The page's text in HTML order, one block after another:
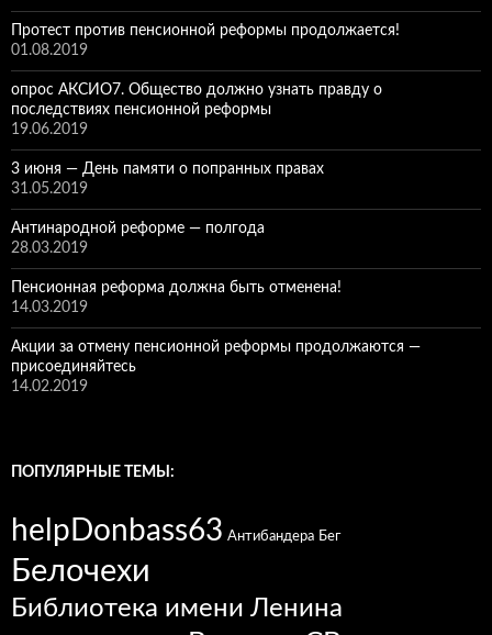
Протест против пенсионной реформы продолжается!
01.08.2019
опрос АКСИО7. Общество должно узнать правду о
последствиях пенсионной реформы
19.06.2019
3 июня — День памяти о попранных правах
31.05.2019
Антинародной реформе — полгода
28.03.2019
Пенсионная реформа должна быть отменена!
14.03.2019
Акции за отмену пенсионной реформы продолжаются —
присоединяйтесь
14.02.2019
ПОПУЛЯРНЫЕ ТЕМЫ:
helpDonbass63 Антибандера Бег
Белочехи
Библиотека имени Ленина